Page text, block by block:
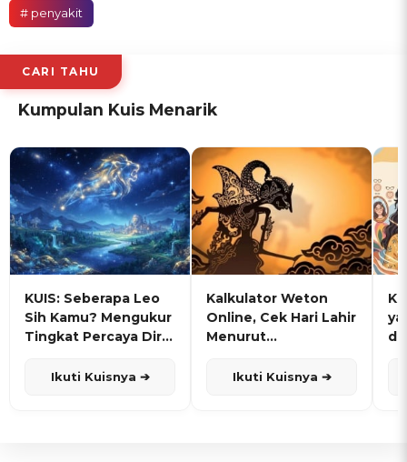
# penyakit
CARI TAHU
Kumpulan Kuis Menarik
KUIS: Seberapa Leo
Sih Kamu? Mengukur
Tingkat Percaya Diri
Ikuti Kuisnya ➔
Kalkulator Weton
Online, Cek Hari Lahir
Menurut
Ikuti Kuisnya ➔